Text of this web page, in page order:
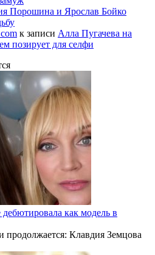
Порошина и Ярослав Бойко
к записи Алла Пугачева на
позирует для селфи
как модель в
продолжается: Клавдия Земцова